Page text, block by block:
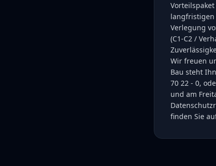
langfristigen
Verlegung
(C1-C2 /
Wir freuen
Bau steht
70 22 - 0,
und am
finden Sie